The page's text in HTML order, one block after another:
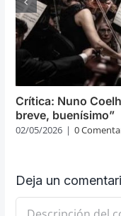
Crítica: Nuno
breve, buenísimo”
02/05/2026 | 0
Deja un
Comentario